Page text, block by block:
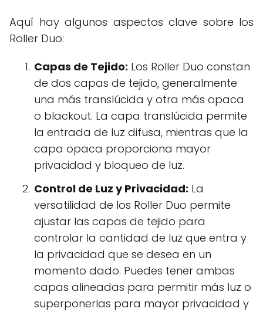
Aquí hay algunos aspectos clave sobre los
Roller Duo:
Capas de Tejido: Los Roller Duo constan
de dos capas de tejido, generalmente
una más translúcida y otra más opaca
o blackout. La capa translúcida permite
la entrada de luz difusa, mientras que la
capa opaca proporciona mayor
privacidad y bloqueo de luz.
Control de Luz y Privacidad: La
versatilidad de los Roller Duo permite
ajustar las capas de tejido para
controlar la cantidad de luz que entra y
la privacidad que se desea en un
momento dado. Puedes tener ambas
capas alineadas para permitir más luz o
superponerlas para mayor privacidad y